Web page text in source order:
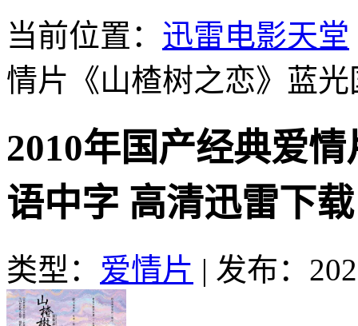
当前位置： 迅雷电影天堂
情片《山楂树之恋》蓝
2010年国产经典爱
语中字 高清迅雷下载
类型： 爱情片 | 发布：